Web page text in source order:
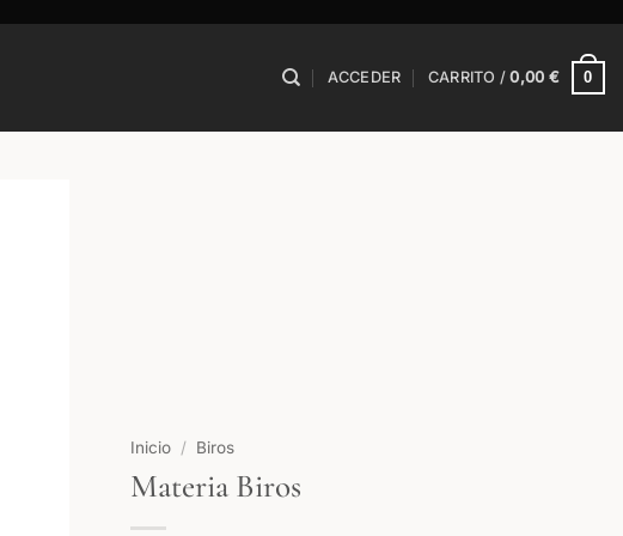
ACCEDER CARRITO /0,00 € 0
Inicio / Biros
Materia Biros